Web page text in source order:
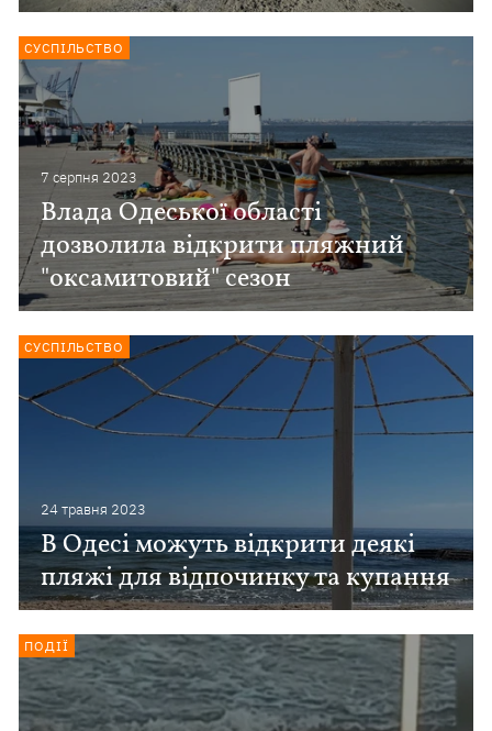
7 серпня 2023
Влада Одеської області
дозволила відкрити пляжний
"оксамитовий" сезон
СУСПІЛЬСТВО
24 травня 2023
В Одесі можуть відкрити деякі
пляжі для відпочинку та купання
СУСПІЛЬСТВО
ПОДІЇ